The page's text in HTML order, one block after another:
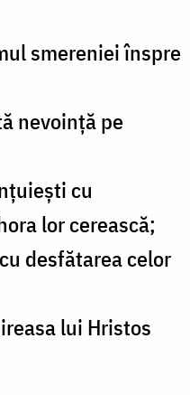
smereniei înspre
nevoinţă pe
cu
lor cerească;
desfătarea celor
lui Hristos